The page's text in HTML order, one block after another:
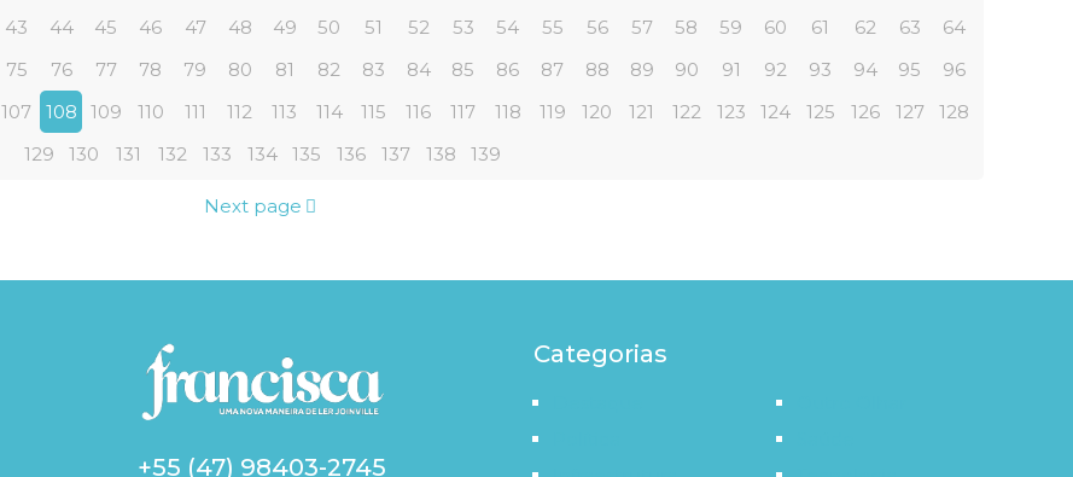
43 44 45 46 47 48 49 50 51 52 53 54 55 56 57 58 59 60 61 62 63
64
75 76 77 78 79 80 81 82 83 84 85 86 87 88 89 90 91 92 93 94 95
96
107 108 109 110 111 112 113 114 115 116 117 118 119 120 121 122 123 124 125 126 127
128
129
130 131 132 133 134 135 136 137 138 139
Next page
+55 (47) 98403-2745
Categorias